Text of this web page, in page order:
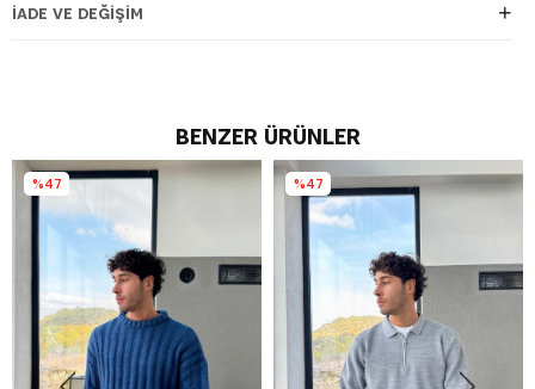
İADE VE DEĞIŞIM
BENZER ÜRÜNLER
%47 %47